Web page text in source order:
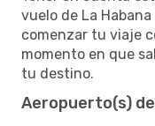
vuelo de La
comenzar tu viaje
momento en que
tu destino.
Aeropuerto(s)